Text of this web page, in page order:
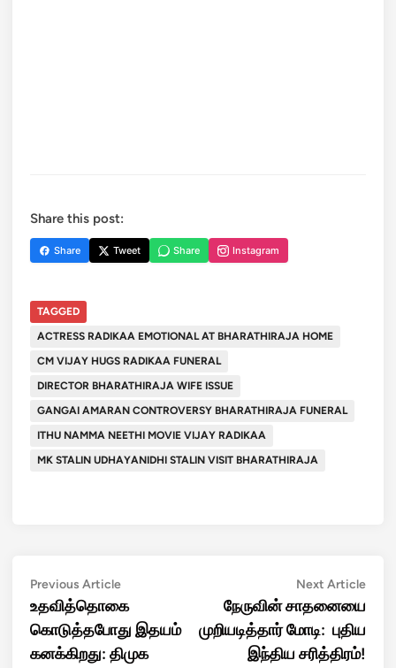
Share this post:
Share Tweet Share Instagram
TAGGED
ACTRESS RADIKAA EMOTIONAL AT BHARATHIRAJA HOME
CM VIJAY HUGS RADIKAA FUNERAL
DIRECTOR BHARATHIRAJA WIFE ISSUE
GANGAI AMARAN CONTROVERSY BHARATHIRAJA FUNERAL
ITHU NAMMA NEETHI MOVIE VIJAY RADIKAA
MK STALIN UDHAYANIDHI STALIN VISIT BHARATHIRAJA
Post
navigation
Previous ArticlePrevious
article:
உதவித்தொகை
கொடுத்தபோது இதயம்
கனக்கிறது: திமுக
Next ArticleNext
நேருவின் சாதனையை
முறியடித்தார் மோடி: புதிய
இந்திய சரித்திரம்!